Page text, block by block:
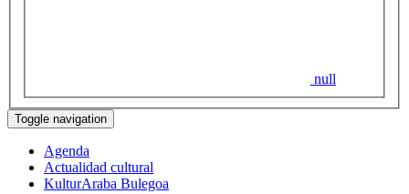
null
Toggle navigation
Agenda
Actualidad cultural
KulturAraba Bulegoa